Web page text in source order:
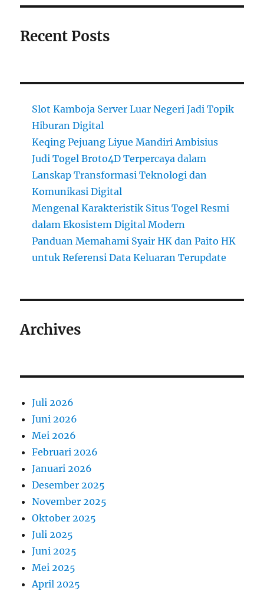
Recent Posts
Slot Kamboja Server Luar Negeri Jadi Topik
Hiburan Digital
Keqing Pejuang Liyue Mandiri Ambisius
Judi Togel Broto4D Terpercaya dalam
Lanskap Transformasi Teknologi dan
Komunikasi Digital
Mengenal Karakteristik Situs Togel Resmi
dalam Ekosistem Digital Modern
Panduan Memahami Syair HK dan Paito HK
untuk Referensi Data Keluaran Terupdate
Archives
Juli 2026
Juni 2026
Mei 2026
Februari 2026
Januari 2026
Desember 2025
November 2025
Oktober 2025
Juli 2025
Juni 2025
Mei 2025
April 2025